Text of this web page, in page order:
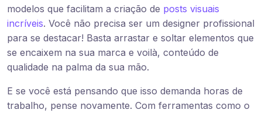
modelos que facilitam a criação de posts visuais
incríveis. Você não precisa ser um designer profissional
para se destacar! Basta arrastar e soltar elementos que
se encaixem na sua marca e voilà, conteúdo de
qualidade na palma da sua mão.
E se você está pensando que isso demanda horas de
trabalho, pense novamente. Com ferramentas como o